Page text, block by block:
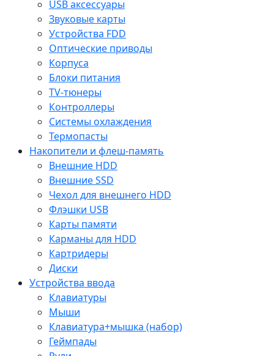
USB аксессуары
Звуковые карты
Устройства FDD
Оптические приводы
Корпуса
Блоки питания
TV-тюнеры
Контроллеры
Системы охлаждения
Термопасты
Накопители и флеш-память
Внешние HDD
Внешние SSD
Чехол для внешнего HDD
Флэшки USB
Карты памяти
Карманы для HDD
Картридеры
Диски
Устройства ввода
Клавиатуры
Мыши
Клавиатура+мышка (набор)
Геймпады